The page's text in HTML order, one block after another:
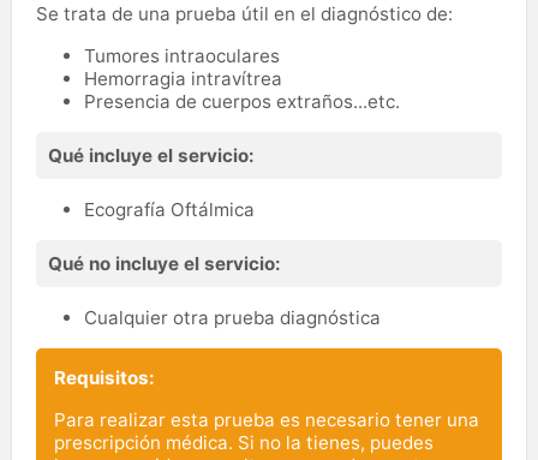
Se trata de una prueba útil en el diagnóstico de:
Tumores intraoculares
Hemorragia intravítrea
Presencia de cuerpos extraños...etc.
Qué incluye el servicio:
Ecografía Oftálmica
Qué no incluye el servicio:
Cualquier otra prueba diagnóstica
Requisitos:
Para realizar esta prueba es necesario tener una
prescripción médica. Si no la tienes, puedes